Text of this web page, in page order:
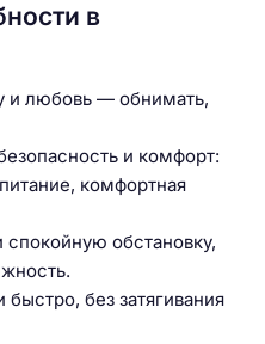
в
и любовь — обнимать,
и комфорт:
комфортная
обстановку,
без затягивания